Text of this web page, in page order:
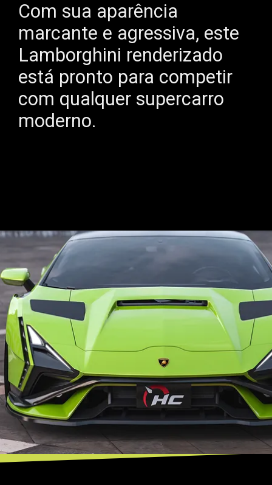
Com sua aparência
marcante e agressiva, este
Lamborghini renderizado
está pronto para competir
com qualquer supercarro
moderno.
Opening